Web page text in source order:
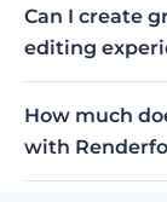
Can I create
editing
Absolutely!
for animated
personalized
experience.
allowing you to
How much
with
You can create